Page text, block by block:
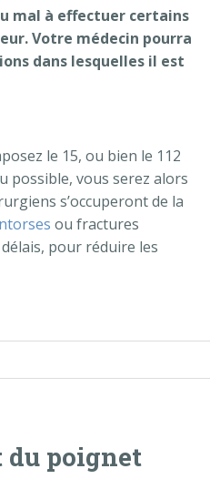
mal à effectuer certains
Votre médecin pourra
dans lesquelles il est
le 15, ou bien le 112
possible, vous serez alors
s’occuperont de la
ou fractures
pour réduire les
du poignet